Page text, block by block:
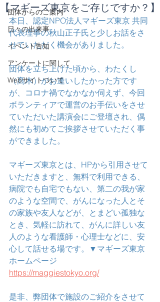
団体からのご案内
日々の出来事
イベント告知
アンケートに関して
Webサイトついて
【マギーズ東京をご存じですか？】
本日、認定NPO法人マギーズ東京 共同
代表理事の秋山正子氏と少しお話をさ
せていただく機会がありました。
団体を立ち上げた頃から、わたくし
（髙木）がお逢いしたかった方です
が、コロナ禍でなかなか伺えず、今回
ボランティアで運営のお手伝いをさせ
ていただいた講演会にご登壇され、偶
然にも初めてご挨拶させていただく事
ができました。
マギーズ東京とは、HPから引用させて
いただきますと、無料で利用できる、
病院でも自宅でもない、第二の我が家
のような空間で、がんになった人とそ
の家族や友人などが、とまどい孤独な
とき、気軽に訪れて、がんに詳しい友
人のような看護師・心理士などに、安
心して話せる場です。▼マギーズ東京
ホームページ
https://maggiestokyo.org/
是非、弊団体で施設のご紹介をさせて